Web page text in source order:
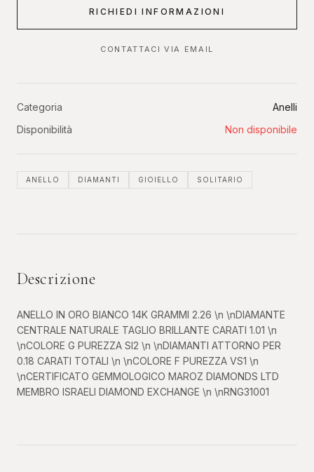
RICHIEDI INFORMAZIONI
CONTATTACI VIA EMAIL
Categoria
Anelli
Disponibilità
Non disponibile
ANELLO DIAMANTI GIOIELLO SOLITARIO
Descrizione
ANELLO IN ORO BIANCO 14K GRAMMI 2.26 \n \nDIAMANTE
CENTRALE NATURALE TAGLIO BRILLANTE CARATI 1.01 \n
\nCOLORE G PUREZZA SI2 \n \nDIAMANTI ATTORNO PER
0.18 CARATI TOTALI \n \nCOLORE F PUREZZA VS1 \n
\nCERTIFICATO GEMMOLOGICO MAROZ DIAMONDS LTD
MEMBRO ISRAELI DIAMOND EXCHANGE \n \nRNG31001